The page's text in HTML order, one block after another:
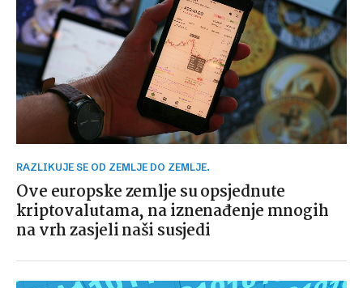
RAZLIKUJE SE OD ZEMLJE DO ZEMLJE.
Ove europske zemlje su opsjednute
kriptovalutama, na iznenađenje mnogih
na vrh zasjeli naši susjedi